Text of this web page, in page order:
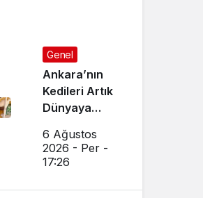
Genel
Ankara’nın
Kedileri Artık
Dünyaya
Tanıtılıyor
6 Ağustos
2026 - Per -
17:26